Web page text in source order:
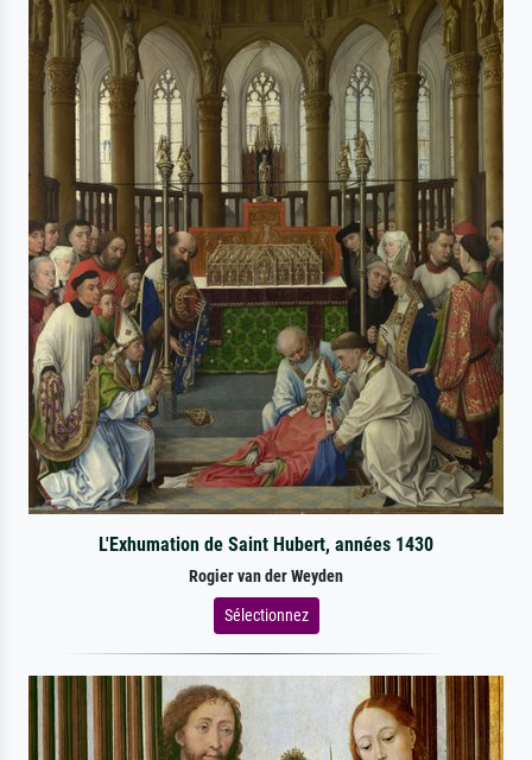
L'Exhumation de Saint Hubert, années 1430
Rogier van der Weyden
Sélectionnez